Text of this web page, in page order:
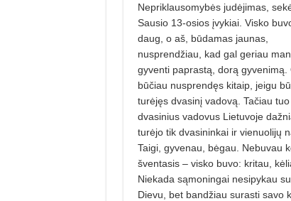
Nepriklausomybės judėjimas,
Sausio 13-osios įvykiai. Visko
daug, o aš, būdamas jaunas,
nusprendžiau, kad gal geriau man
gyventi paprastą, dorą gyvenimą.
būčiau nusprendęs kitaip, jeigu
turėjęs dvasinį vadovą. Tačiau
dvasinius vadovus Lietuvoje
turėjo tik dvasininkai ir vienuolijų
Taigi, gyvenau, bėgau. Nebuvau
šventasis – visko buvo: kritau,
Niekada sąmoningai nesipykau su
Dievu, bet bandžiau surasti savo